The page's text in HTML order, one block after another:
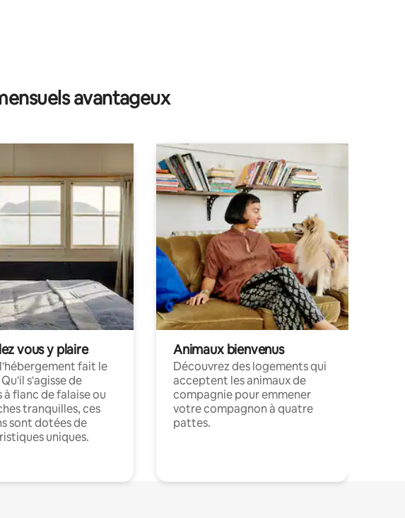
avantageux
vous y plaire
fait le
s'agisse de
à flanc de falaise ou
tranquilles, ces
sont dotées de
uniques.
Animaux bienvenus
Découvrez des logements qui
acceptent les animaux de
compagnie pour emmener
votre compagnon à quatre
pattes.